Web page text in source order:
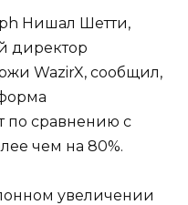
Нишал Шетти,
директор
WazirX, сообщил,
по сравнению с
чем на 80%.
увеличении